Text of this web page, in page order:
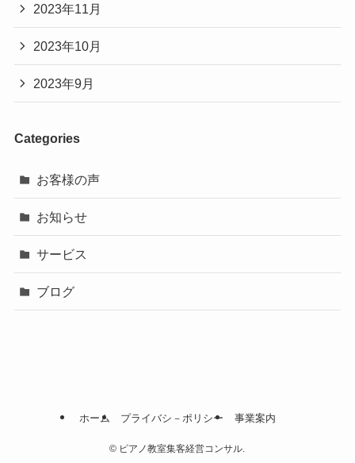
2023年11月
2023年10月
2023年9月
Categories
お客様の声
お知らせ
サービス
ブログ
ホーム プライバシ－ポリシー 事業案内
© ピアノ教室集客経営コンサル.